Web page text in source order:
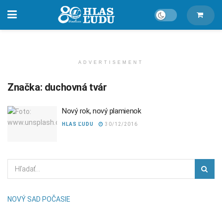
ADVERTISEMENT
Značka: duchovná tvár
Nový rok, nový plamienok
HLAS ĽUDU 30/12/2016
NOVÝ SAD POČASIE